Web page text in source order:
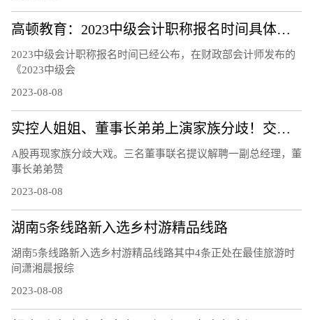
高顿教育：2023中级会计职称报名时间具体安排
2023中级会计职称报名时间已经公布，在财政部会计师发布的
《2023中级会
2023-08-08
实控人姐姐、董事长弟弟上演家族分歧！交易所连夜发函、股价开盘跌12％
A股再现家族分歧大戏。三名董事联名提议解聘一副总经理，董
事长弟弟赞
2023-08-08
湖南5条线路新入选乡村游精品线路
湖南5条线路新入选乡村游精品线路其中4条正处在最佳旅游时
间潇湘晨报综
2023-08-08